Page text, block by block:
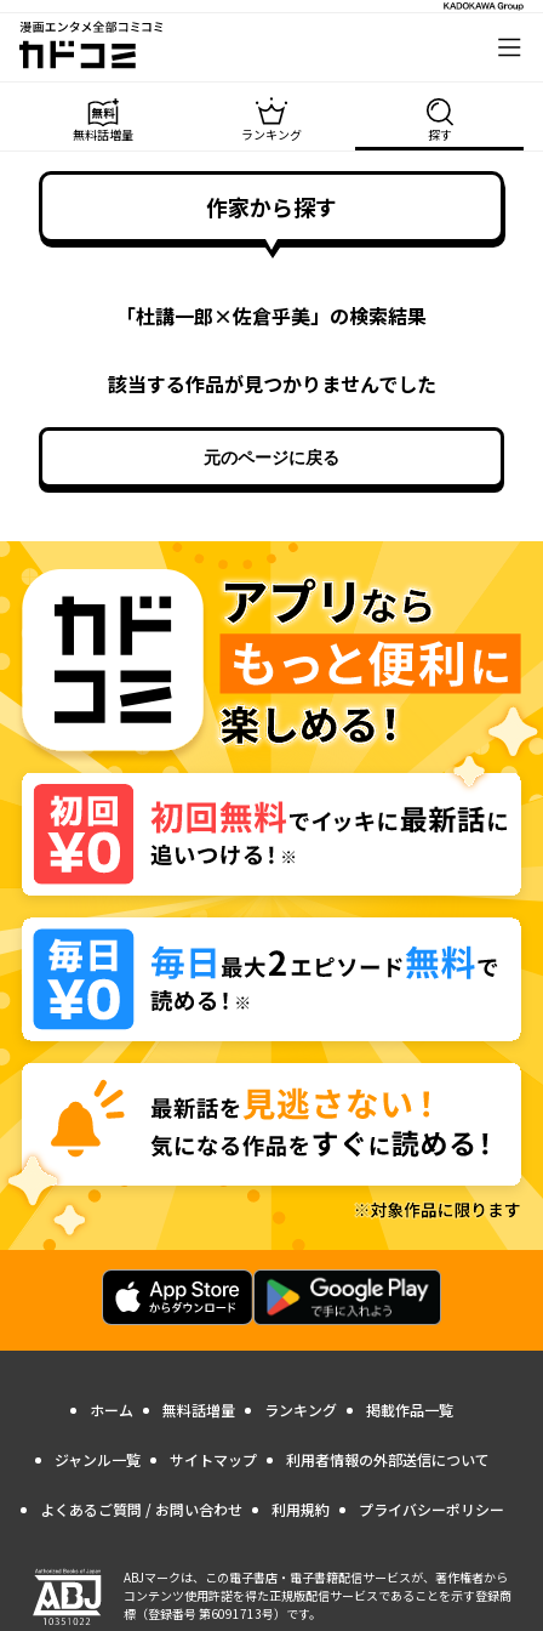
漫画エンタメ全部コミコミ
カドコミ
無料話増量 ランキング 探す
作家から探す
「杜講一郎×佐倉乎美」の検索結果
該当する作品が見つかりませんでした
元のページに戻る
ホーム 無料話増量 ランキング 掲載作品一覧
ジャンル一覧 サイトマップ 利用者情報の外部送信について
よくあるご質問 / お問い合わせ 利用規約 プライバシーポリシー
ABJマークは、この電子書店・電子書籍配信サービスが、著作権者から
コンテンツ使用許諾を得た正規版配信サービスであることを示す登録商
標（登録番号 第6091713号）です。